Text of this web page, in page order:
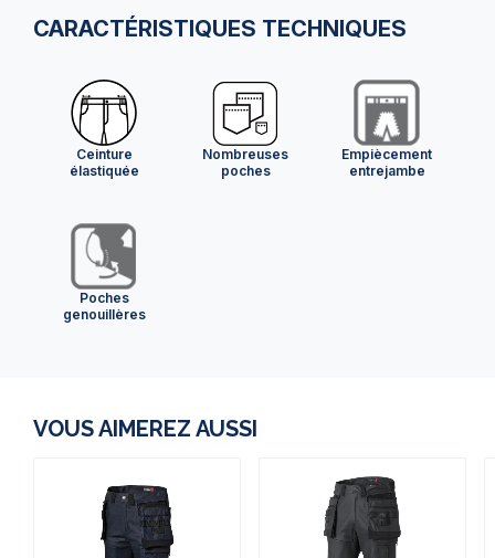
CARACTÉRISTIQUES TECHNIQUES
Ceinture
élastiquée
Nombreuses
poches
Empiècement
entrejambe
Poches
genouillères
VOUS AIMEREZ AUSSI